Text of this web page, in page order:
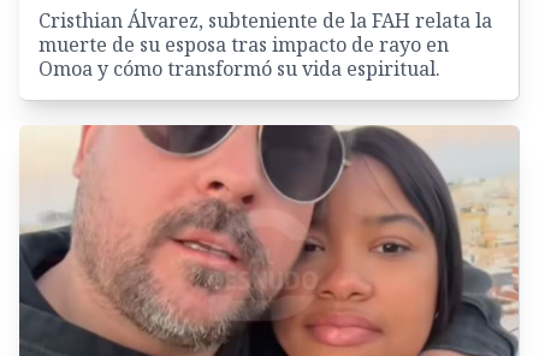
Cristhian Álvarez, subteniente de la FAH relata la
muerte de su esposa tras impacto de rayo en
Omoa y cómo transformó su vida espiritual.